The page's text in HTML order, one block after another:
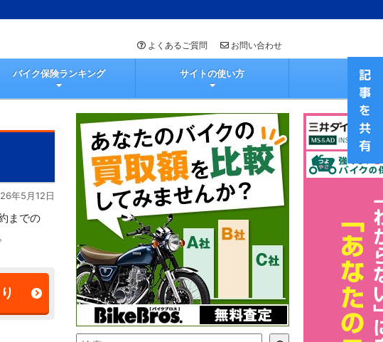
よくあるご質問 お問い合わせ
バイク保険ランキング サイトの使い方
年5月12日
までの